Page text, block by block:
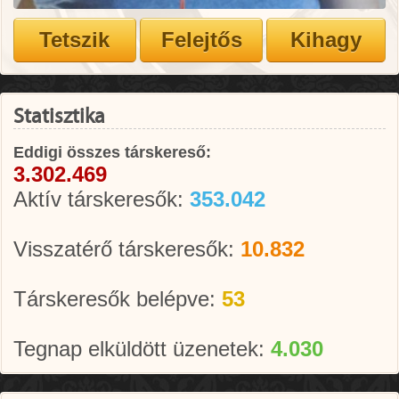
Statisztika
Eddigi összes társkereső:
3.302.469
Aktív társkeresők: 353.042
Visszatérő társkeresők: 10.832
Társkeresők belépve: 53
Tegnap elküldött üzenetek: 4.030